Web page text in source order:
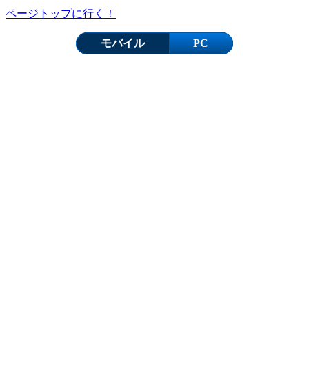
ページトップに行く！
モバイル PC